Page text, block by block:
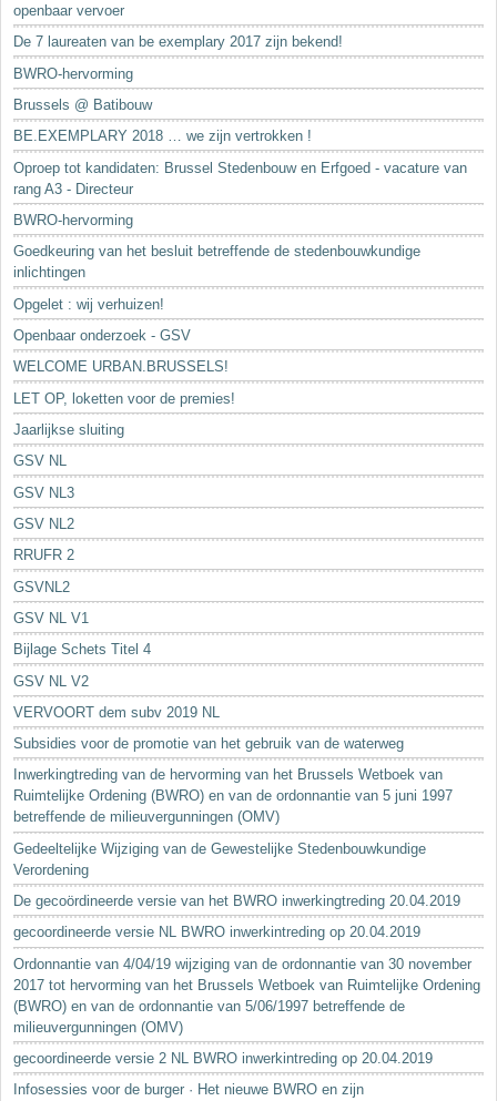
openbaar vervoer
De 7 laureaten van be exemplary 2017 zijn bekend!
BWRO-hervorming
Brussels @ Batibouw
BE.EXEMPLARY 2018 … we zijn vertrokken !
Oproep tot kandidaten: Brussel Stedenbouw en Erfgoed - vacature van
rang A3 - Directeur
BWRO-hervorming
Goedkeuring van het besluit betreffende de stedenbouwkundige
inlichtingen
Opgelet : wij verhuizen!
Openbaar onderzoek - GSV
WELCOME URBAN.BRUSSELS!
LET OP, loketten voor de premies!
Jaarlijkse sluiting
GSV NL
GSV NL3
GSV NL2
RRUFR 2
GSVNL2
GSV NL V1
Bijlage Schets Titel 4
GSV NL V2
VERVOORT dem subv 2019 NL
Subsidies voor de promotie van het gebruik van de waterweg
Inwerkingtreding van de hervorming van het Brussels Wetboek van
Ruimtelijke Ordening (BWRO) en van de ordonnantie van 5 juni 1997
betreffende de milieuvergunningen (OMV)
Gedeeltelijke Wijziging van de Gewestelijke Stedenbouwkundige
Verordening
De gecoördineerde versie van het BWRO inwerkingtreding 20.04.2019
gecoordineerde versie NL BWRO inwerkintreding op 20.04.2019
Ordonnantie van 4/04/19 wijziging van de ordonnantie van 30 november
2017 tot hervorming van het Brussels Wetboek van Ruimtelijke Ordening
(BWRO) en van de ordonnantie van 5/06/1997 betreffende de
milieuvergunningen (OMV)
gecoordineerde versie 2 NL BWRO inwerkintreding op 20.04.2019
Infosessies voor de burger · Het nieuwe BWRO en zijn